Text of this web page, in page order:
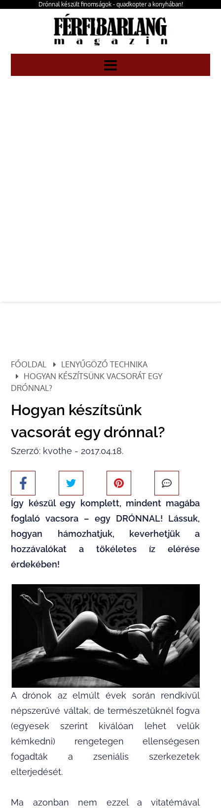
Drónnal készült finomságok - quadkopter a konyhában!
FŐOLDAL
LENYŰGÖZŐ TECHNIKA
HOGYAN KÉSZÍTSÜNK VACSORÁT EGY
DRÓNNAL?
Hogyan készítsünk
vacsorát egy drónnal?
Szerző: kvothe - 2017.04.18.
Így készül egy komplett, mindent magába
foglaló vacsora – egy DRÓNNAL! Lássuk,
hogyan hámozhatjuk, keverhetjük a
hozzávalókat a tökéletes íz elérése
érdekében!
A drónok az elmúlt évek során rendkívül
népszerűvé váltak, de természetüknél fogva
(egyesek szerint kiválóan lehet velük
kémkedni) rengetegen ellenségesen
fogadták a zseniális szerkezetek
elterjedését.
Ma azonban nem ezzel a vitatémával